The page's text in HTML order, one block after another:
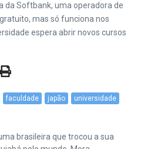
da Softbank, uma operadora de
mas só funciona nos
espera abrir novos cursos
faculdade japão universidade
brasileira que trocou a sua